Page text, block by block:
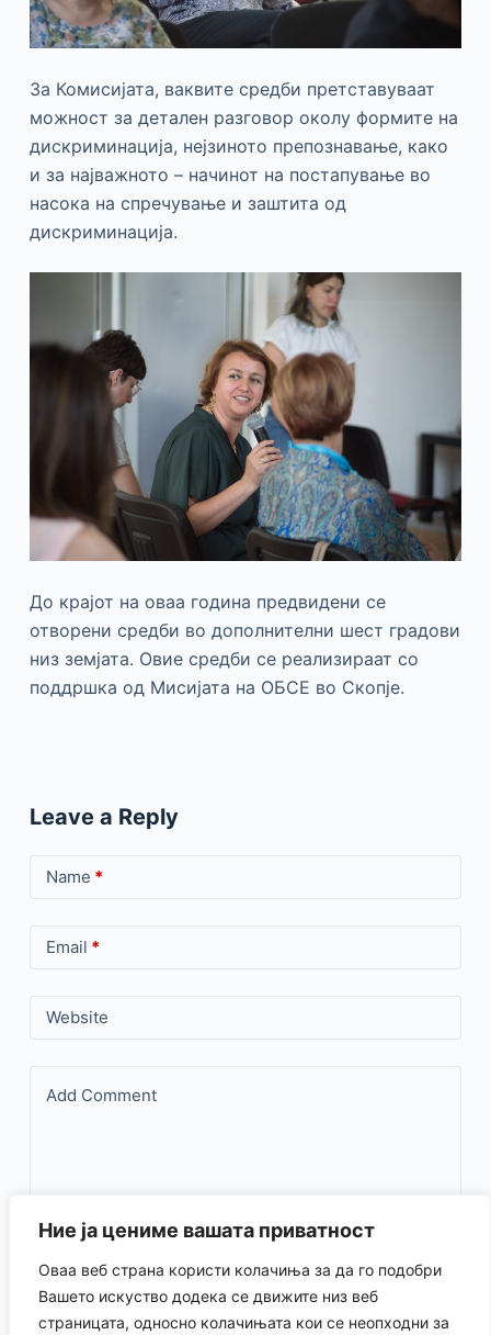
Ние ја цениме вашата приватност
Оваа веб страна користи колачиња за да го подобри
Вашето искуство додека се движите низ веб
страницата, односно колачињата кои се неопходни за
За Комисијата, ваквите средби претставуваат
можност за детален разговор околу формите на
дискриминација, нејзиното препознавање, како
и за најважното – начинот на постапување во
насока на спречување и заштита од
дискриминација.
До крајот на оваа година предвидени се
отворени средби во дополнителни шест градови
низ земјата. Овие средби се реализираат со
поддршка од Мисијата на ОБСЕ во Скопје.
Leave a Reply
Name *
Email *
Website
Add Comment
Save my name, email, and website in this browser for the
next time I comment.